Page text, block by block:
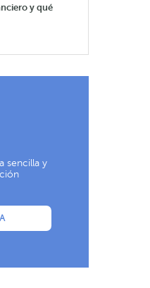
y qué
sencilla y